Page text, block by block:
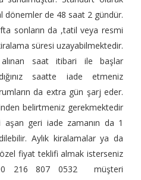
dönemler de 48 saat 2 gündür.
sonların da ,tatil veya resmi
süresi uzayabilmektedir.
alınan saat itibari ile başlar
saatte iade etmeniz
da extra gün şarj eder.
belirtmeniz gerekmektedir
geri iade zamanın da 1
Aylık kiralamalar ya da
fiyat teklifi almak isterseniz
216 807 0532 müşteri